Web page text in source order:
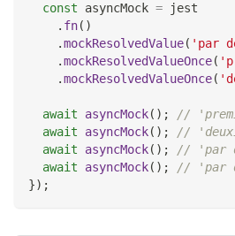
const asyncMock = jest
. fn( )
.mockResolvedValue( 'par
.mockResolvedValueOnce(
.mockResolvedValueOnce(
await asyncMock( ) ;
//
await
asyncMock( ) ;
//
await
asyncMock( ) ;
// 'par
await
asyncMock( ) ;
// 'par
}) ;